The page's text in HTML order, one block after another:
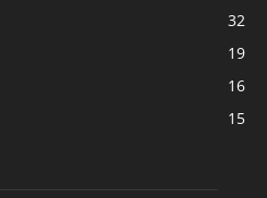
32
19
16
15